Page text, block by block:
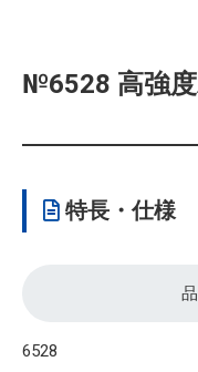
№6528 高強
特長・仕様
6528